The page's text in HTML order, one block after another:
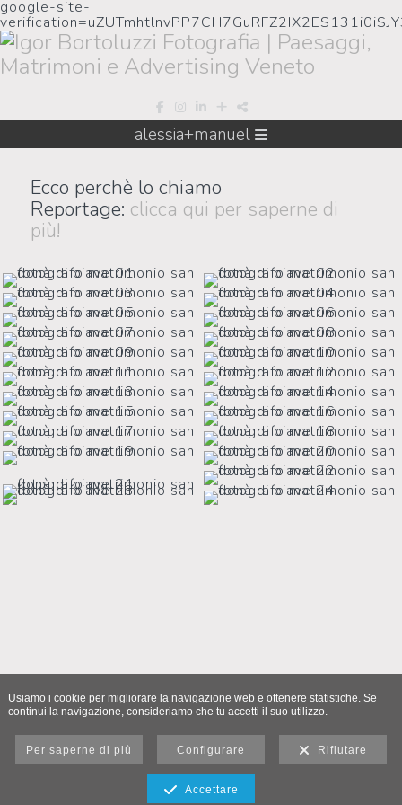
google-site-
alessia+manuel
Ecco perchè lo chiamo
Reportage: clicca qui per saperne di
più!
Usiamo i cookie per migliorare la navigazione web e ottenere statistiche. Se
continui la navigazione, consideriamo che tu accetti il suo utilizzo.
Per saperne di più Configurare Rifiutare
Accettare